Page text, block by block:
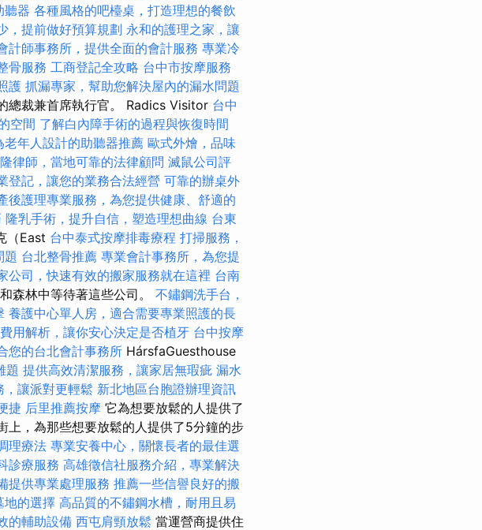
聽器 各種風格的吧檯桌，打造理想的餐飲
，提前做好預算規劃 永和的護理之家，讓
計師事務所，提供全面的會計服務 專業冷
骨服務 工商登記全攻略 台中市按摩服務
護 抓漏專家，幫助您解決屋內的漏水問題
總裁兼首席執行官。 Radics Visitor 台中
空間 了解白內障手術的過程與恢復時間
年人設計的助聽器推薦 歐式外燴，品味
律師，當地可靠的法律顧問 滅鼠公司評
登記，讓您的業務合法經營 可靠的辦桌外
後護理專業服務，為您提供健康、舒適的
隆乳手術，提升自信，塑造理想曲線 台東
（East 台中泰式按摩排毒療程 打掃服務，
題 台北整骨推薦 專業會計事務所，為您提
公司，快速有效的搬家服務就在這裡 台南
森林中等待著這些公司。 不鏽鋼洗手台，
養護中心單人房，適合需要專業照護的長
用解析，讓你安心決定是否植牙 台中按摩
您的台北會計事務所 HársfaGuesthouse
題 提供高效清潔服務，讓家居無瑕疵 漏水
讓派對更輕鬆 新北地區台胞證辦理資訊
捷 后里推薦按摩 它為想要放鬆的人提供了
上，為那些想要放鬆的人提供了5分鐘的步
理療法 專業安養中心，關懷長者的最佳選
診療服務 高雄徵信社服務介紹，專業解決
提供專業處理服務 推薦一些信譽良好的搬
地的選擇 高品質的不鏽鋼水槽，耐用且易
的輔助設備 西屯肩頸放鬆 當運營商提供住